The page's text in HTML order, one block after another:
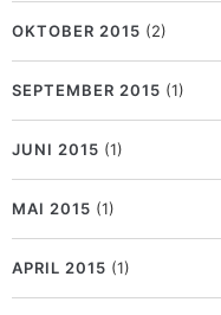
OKTOBER 2015 (2)
SEPTEMBER 2015 (1)
JUNI 2015 (1)
MAI 2015 (1)
APRIL 2015 (1)